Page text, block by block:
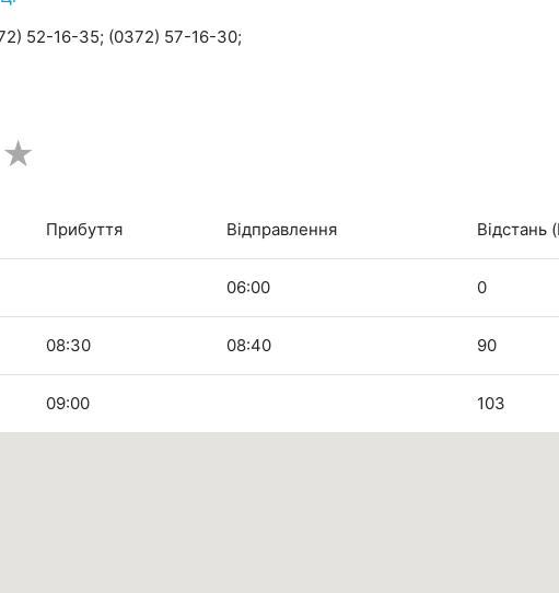
52-16-35; (0372) 57-16-30;
★
Прибуття Відправлення Відстань
06:00 0
08:30 08:40 90
09:00 103